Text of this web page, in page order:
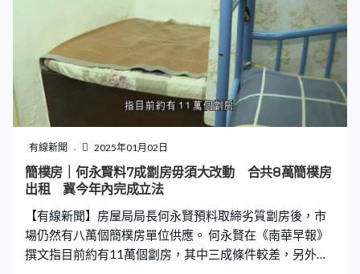
有線新聞 2025年01月02日
簡樸房｜何永賢料7成劏房毋須大改動 合共8萬簡樸房
出租 冀今年內完成立法
【有線新聞】房屋局局長何永賢預料取締劣質劏房後，市
場仍然有八萬個簡樸房單位供應。 何永賢在《南華早報》
撰文指目前約有11萬個劏房，其中三成條件較差，另外七